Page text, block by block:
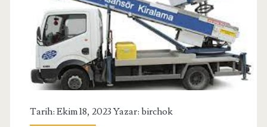
Tarih: Ekim 18, 2023 Yazar: birchok